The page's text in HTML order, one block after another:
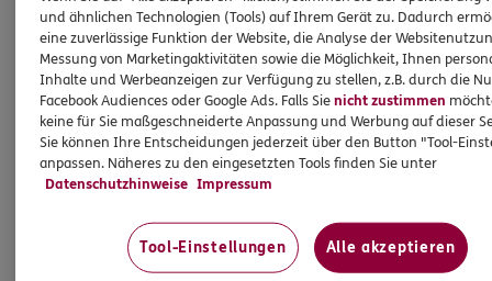
Lob und
Beschwerde
Waren Sie unzufrieden mit uns oder möchten
Sie uns loben? Dann können Sie uns Ihre
Meinung hier mitteilen.
und ähnlichen Technologien (Tools) auf Ihrem Gerät zu. Dadurch
eine zuverlässige Funktion der Website, die Analyse der
Messung von Marketingaktivitäten sowie die Möglichkeit, Ihnen
Inhalte und Werbeanzeigen zur Verfügung zu stellen, z.B. durch die
Facebook Audiences oder Google Ads. Falls Sienicht zustimmen
keine für Sie maßgeschneiderte Anpassung und Werbung auf dieser
Sie können Ihre Entscheidungen jederzeit über den Button "Tool-
anpassen. Näheres zu den eingesetzten Tools finden Sie unter
Datenschutzhinweise Impressum
Tool-Einstellungen Alle akzeptieren